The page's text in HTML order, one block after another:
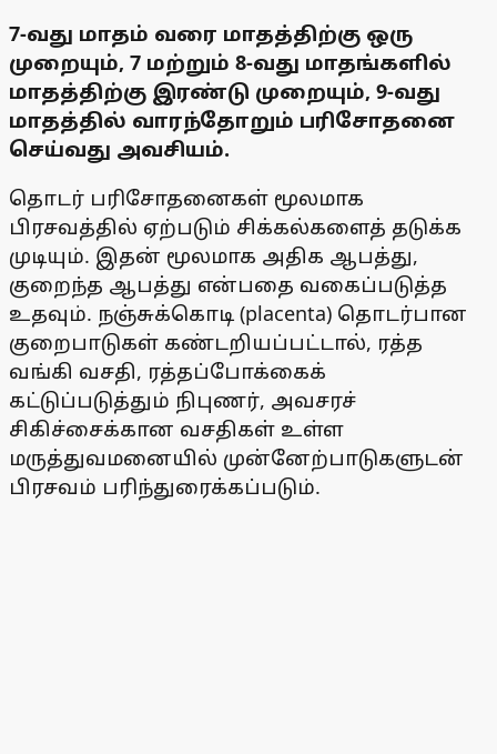
7-வது மாதம் வரை மாதத்திற்கு ஒரு
முறையும், 7 மற்றும் 8-வது மாதங்களில்
மாதத்திற்கு இரண்டு முறையும், 9-வது
மாதத்தில் வாரந்தோறும் பரிசோதனை
செய்வது அவசியம்.
தொடர் பரிசோதனைகள் மூலமாக
பிரசவத்தில் ஏற்படும் சிக்கல்களைத் தடுக்க
முடியும். இதன் மூலமாக அதிக ஆபத்து,
குறைந்த ஆபத்து என்பதை வகைப்படுத்த
உதவும். நஞ்சுக்கொடி (placenta) தொடர்பான
குறைபாடுகள் கண்டறியப்பட்டால், ரத்த
வங்கி வசதி, ரத்தப்போக்கைக்
கட்டுப்படுத்தும் நிபுணர், அவசரச்
சிகிச்சைக்கான வசதிகள் உள்ள
மருத்துவமனையில் முன்னேற்பாடுகளுடன்
பிரசவம் பரிந்துரைக்கப்படும்.